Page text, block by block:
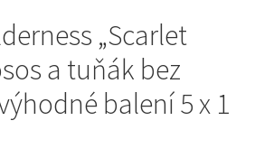
krmivo s nordickou kvalitou
„Scarlet
a tuňák bez
balení 5 x 1